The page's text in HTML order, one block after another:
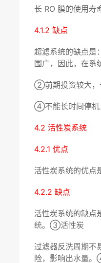
长 RO 膜的使用
4.1.2 缺点
超滤系统的缺点
围广，因此，在系
②前期投资较大，
④不能长时间停机
4.2 活性炭系统
4.2.1 优点
活性炭系统的优
4.2.2 缺点
活性炭系统的缺
统。③活性炭
过滤器反洗周期不
险，影响出水量。